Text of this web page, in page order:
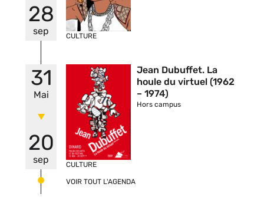
28
sep CULTURE
31
Mai
20
sep
Vignette
Jean Dubuffet. La
houle du virtuel (1962
– 1974)
Hors campus
CULTURE
VOIR TOUT L'AGENDA